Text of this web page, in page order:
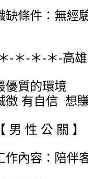
缺條件：無經
-＊-＊-＊-高
優質的環境
徵 有自信 想
【 男 性 公 關 】
作內容：陪伴